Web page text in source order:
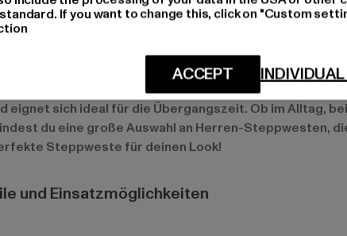
durch die Übergangszeit
für Männer, die an kühlen Tagen gut aussehen
eignet sich ideal für die Übergangszeit. Ob im Alltag,
du eine große Auswahl an Herren-Steppwesten,
Steppweste für deinen Look!
und Einsatzmöglichkeiten
If you want to change this, click on "Custom
ACCEPT